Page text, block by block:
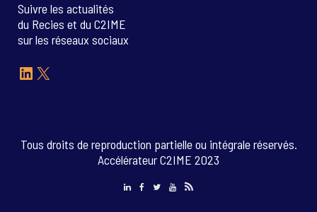
Suivre les actualités
du Recies et du C2IME
sur les réseaux sociaux
LinkedIn
X
Tous droits de reproduction partielle ou intégrale réservés.
Accélérateur C2IME 2023